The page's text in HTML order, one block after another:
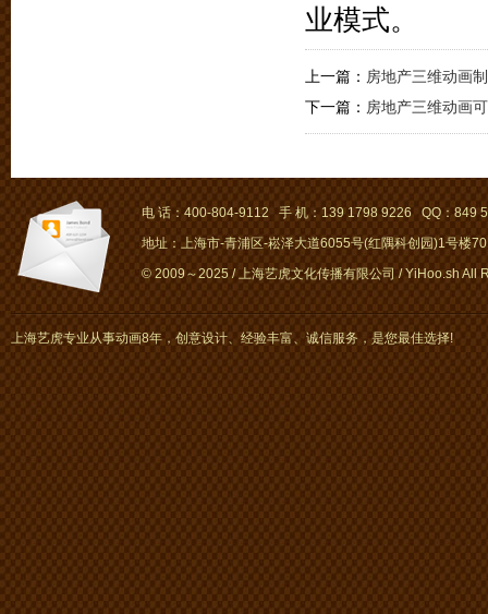
业模式。
上一篇： 房地产三维动画
下一篇： 房地产三维动画
电 话：400-804-9112 手 机：139 1798 9226 QQ：849
地址：上海市-青浦区-崧泽大道6055号(红隅科创园)1号楼
© 2009～2025 / 上海艺虎文化传播有限公司 / YiHoo.sh All
上海艺虎专业从事动画8年，创意设计、经验丰富、诚信服务，是您最佳选择!